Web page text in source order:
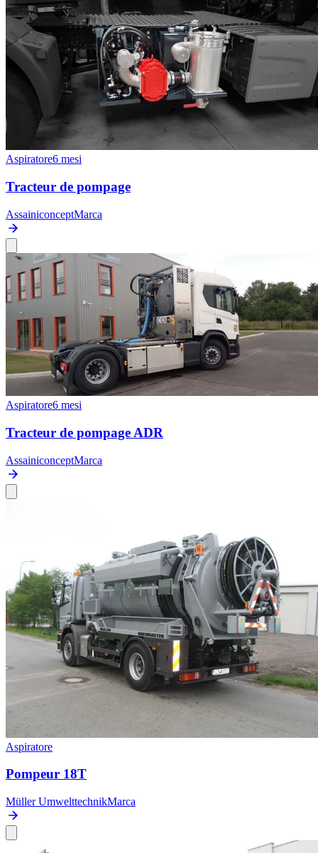
Aspiratore6 mesi
Tracteur de pompage
AssainiconceptMarca
Aspiratore6 mesi
Tracteur de pompage ADR
AssainiconceptMarca
Aspiratore
Pompeur 18T
Müller UmwelttechnikMarca